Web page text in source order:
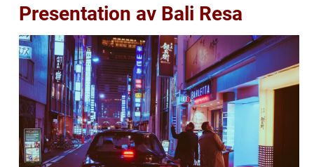
Presentation av Bali Resa